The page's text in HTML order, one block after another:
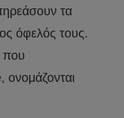
τα
όφελός τους.
που
ονομάζονται